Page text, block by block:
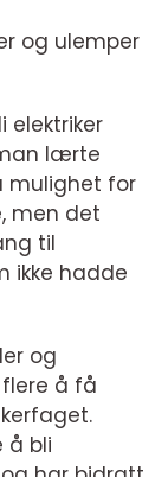
og ulemper
elektriker
lærte
mulighet for
men det
til
ikke hadde
og
å få
å bli